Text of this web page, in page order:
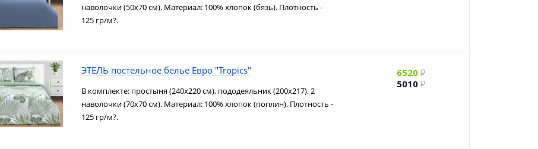
наволочки (50х70 см). Материал: 100% хлопок (бязь). Плотность -
125 гр/м?.
ЭТЕЛЬ постельное белье Евро "Tropics"
В комплекте: простыня (240х220 см), пододеяльник (200х217), 2
наволочки (70х70 см). Материал: 100% хлопок (поплин). Плотность -
125 гр/м?.
6520
5010